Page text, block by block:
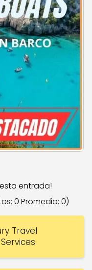
entrada!
0 Promedio: 0)
Travel